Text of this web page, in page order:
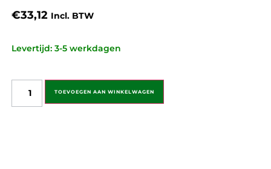
€33,12 Incl. BTW
Levertijd: 3-5 werkdagen
TOEVOEGEN AAN WINKELWAGEN